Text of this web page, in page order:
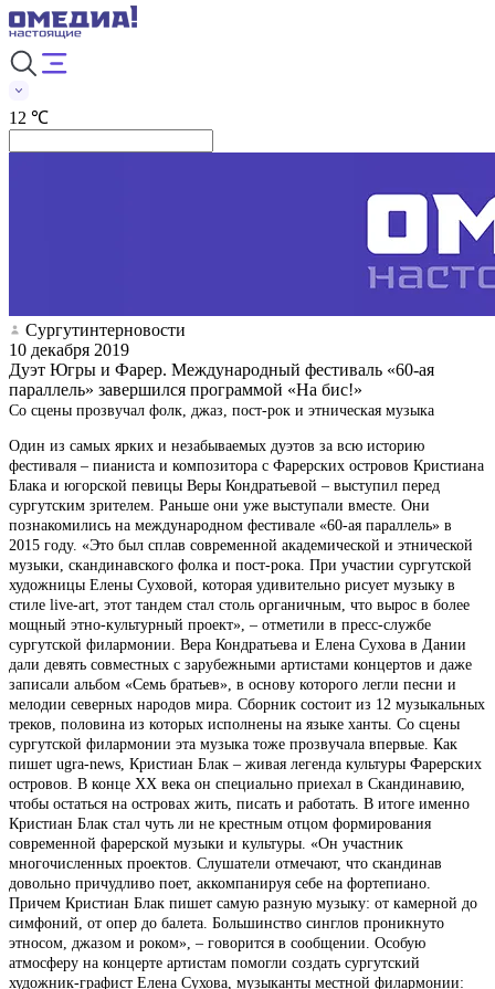
12 ℃
Сургутинтерновости
10 декабря 2019
Дуэт Югры и Фарер. Международный фестиваль «60-ая
параллель» завершился программой «На бис!»
Со сцены прозвучал фолк, джаз, пост-рок и этническая музыка
Один из самых ярких и незабываемых дуэтов за всю историю
фестиваля – пианиста и композитора с Фарерских островов Кристиана
Блака и югорской певицы Веры Кондратьевой – выступил перед
сургутским зрителем. Раньше они уже выступали вместе. Они
познакомились на международном фестивале «60-ая параллель» в
2015 году. «Это был сплав современной академической и этнической
музыки, скандинавского фолка и пост-рока. При участии сургутской
художницы Елены Суховой, которая удивительно рисует музыку в
стиле live-art, этот тандем стал столь органичным, что вырос в более
мощный этно-культурный проект», – отметили в пресс-службе
сургутской филармонии. Вера Кондратьева и Елена Сухова в Дании
дали девять совместных с зарубежными артистами концертов и даже
записали альбом «Семь братьев», в основу которого легли песни и
мелодии северных народов мира. Сборник состоит из 12 музыкальных
треков, половина из которых исполнены на языке ханты. Со сцены
сургутской филармонии эта музыка тоже прозвучала впервые. Как
пишет ugra-news, Кристиан Блак – живая легенда культуры Фарерских
островов. В конце XX века он специально приехал в Скандинавию,
чтобы остаться на островах жить, писать и работать. В итоге именно
Кристиан Блак стал чуть ли не крестным отцом формирования
современной фарерской музыки и культуры. «Он участник
многочисленных проектов. Слушатели отмечают, что скандинав
довольно причудливо поет, аккомпанируя себе на фортепиано.
Причем Кристиан Блак пишет самую разную музыку: от камерной до
симфоний, от опер до балета. Большинство синглов проникнуто
этносом, джазом и роком», – говорится в сообщении. Особую
атмосферу на концерте артистам помогли создать сургутский
художник-графист Елена Сухова, музыканты местной филармонии: